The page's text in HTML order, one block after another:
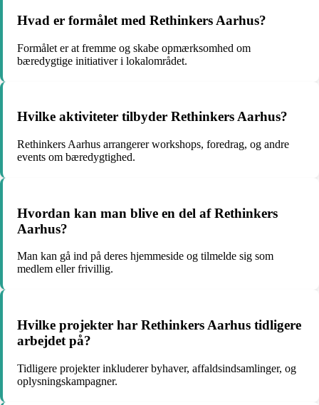
Hvad er formålet med Rethinkers Aarhus?
Formålet er at fremme og skabe opmærksomhed om
bæredygtige initiativer i lokalområdet.
Hvilke aktiviteter tilbyder Rethinkers Aarhus?
Rethinkers Aarhus arrangerer workshops, foredrag, og andre
events om bæredygtighed.
Hvordan kan man blive en del af Rethinkers
Aarhus?
Man kan gå ind på deres hjemmeside og tilmelde sig som
medlem eller frivillig.
Hvilke projekter har Rethinkers Aarhus tidligere
arbejdet på?
Tidligere projekter inkluderer byhaver, affaldsindsamlinger, og
oplysningskampagner.